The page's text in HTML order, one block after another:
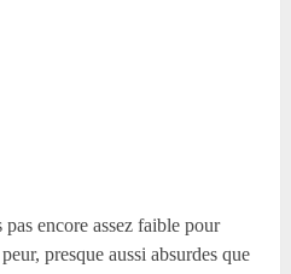
encore assez faible pour
presque aussi absurdes que